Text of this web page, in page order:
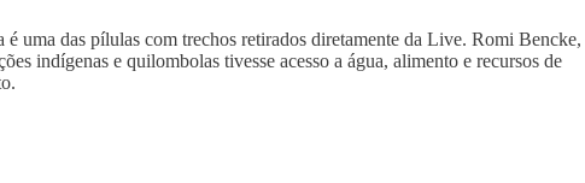
uma das pílulas com trechos retirados diretamente da Live. Romi Bencke,
indígenas e quilombolas tivesse acesso a água, alimento e recursos de